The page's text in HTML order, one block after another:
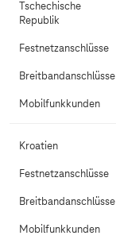
Tschechische
Republik
Festnetzanschlüsse
Breitbandanschlüsse
Mobilfunkkunden
Kroatien
Festnetzanschlüsse
Breitbandanschlüsse
Mobilfunkkunden